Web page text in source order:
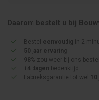
Daarom bestelt u bij
Bestel eenvoudig in 2
50 jaar ervaring
98% zou weer bij ons
14 dagen bedenktijd
Fabrieksgarantie tot wel 10